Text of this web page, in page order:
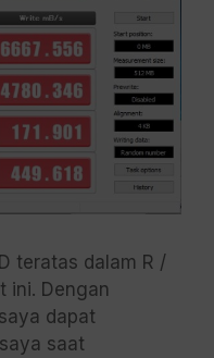
teratas dalam R /
ini. Dengan
dapat
saat